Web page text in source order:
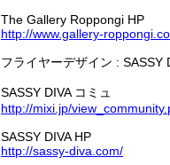
The Gallery Roppongi HP
http://www.gallery-roppongi.
フライヤーデザイン : SASSY
SASSY DIVA コミュ
http://mixi.jp/view_communit
SASSY DIVA HP
http://sassy-diva.com/